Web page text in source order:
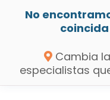
No
Cambia
especialistas